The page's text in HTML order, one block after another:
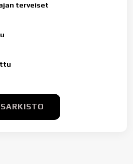
terveiset